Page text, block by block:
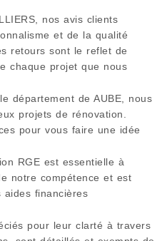
nos avis clients
et de la qualité
retours sont le reflet de
chaque projet que nous
département de AUBE, nous
projets de rénovation.
pour vous faire une idée
RGE est essentielle à
notre compétence et est
financières
pour leur clarté à travers